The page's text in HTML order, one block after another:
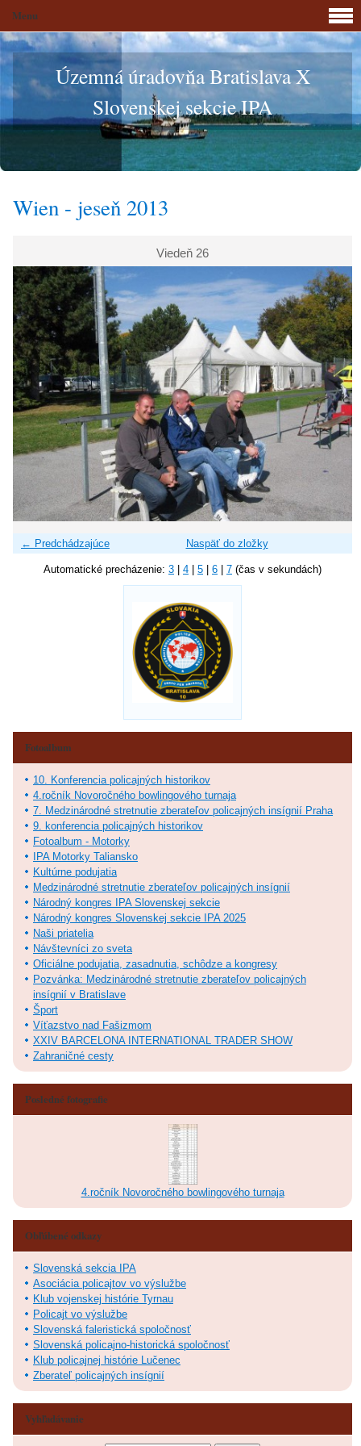
Územná úradovňa Bratislava X
Slovenskej sekcie IPA
Wien - jeseň 2013
Viedeň 26
← Predchádzajúce Naspäť do zložky
Automatické precházenie: 3 4 5 6 7 (čas v sekundách)
Menu
Fotoalbum
10. Konferencia policajných historikov
4.ročník Novoročného bowlingového turnaja
7. Medzinárodné stretnutie zberateľov policajných insígnií Praha
9. konferencia policajných historikov
Fotoalbum - Motorky
IPA Motorky Taliansko
Kultúrne podujatia
Medzinárodné stretnutie zberateľov policajných insígnií
Národný kongres IPA Slovenskej sekcie
Národný kongres Slovenskej sekcie IPA 2025
Naši priatelia
Návštevníci zo sveta
Oficiálne podujatia, zasadnutia, schôdze a kongresy
Pozvánka: Medzinárodné stretnutie zberateľov policajných
insígnií v Bratislave
Šport
Víťazstvo nad Fašizmom
XXIV BARCELONA INTERNATIONAL TRADER SHOW
Zahraničné cesty
Posledné fotografie
4.ročník Novoročného bowlingového turnaja
Obľúbené odkazy
Slovenská sekcia IPA
Asociácia policajtov vo výslužbe
Klub vojenskej histórie Tyrnau
Policajt vo výslužbe
Slovenská faleristická spoločnosť
Slovenská policajno-historická spoločnosť
Klub policajnej histórie Lučenec
Zberateľ policajných insígnií
Vyhľadávanie